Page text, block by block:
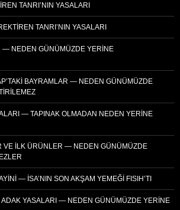
TANRI’NIN YASALARI
TANRI’NIN YASALARI
— NEDEN GÜNÜMÜZDE YERINE
BAYRAMLAR — NEDEN GÜNÜMÜZDE
— TAPINAK OLMADAN NEDEN YERINE
VE İLK ÜRÜNLER — NEDEN GÜNÜMÜZDE
— İSA’NIN SON AKŞAM YEMEĞI FISIH’TI
ADAK YASALARI — NEDEN GÜNÜMÜZDE YERINE